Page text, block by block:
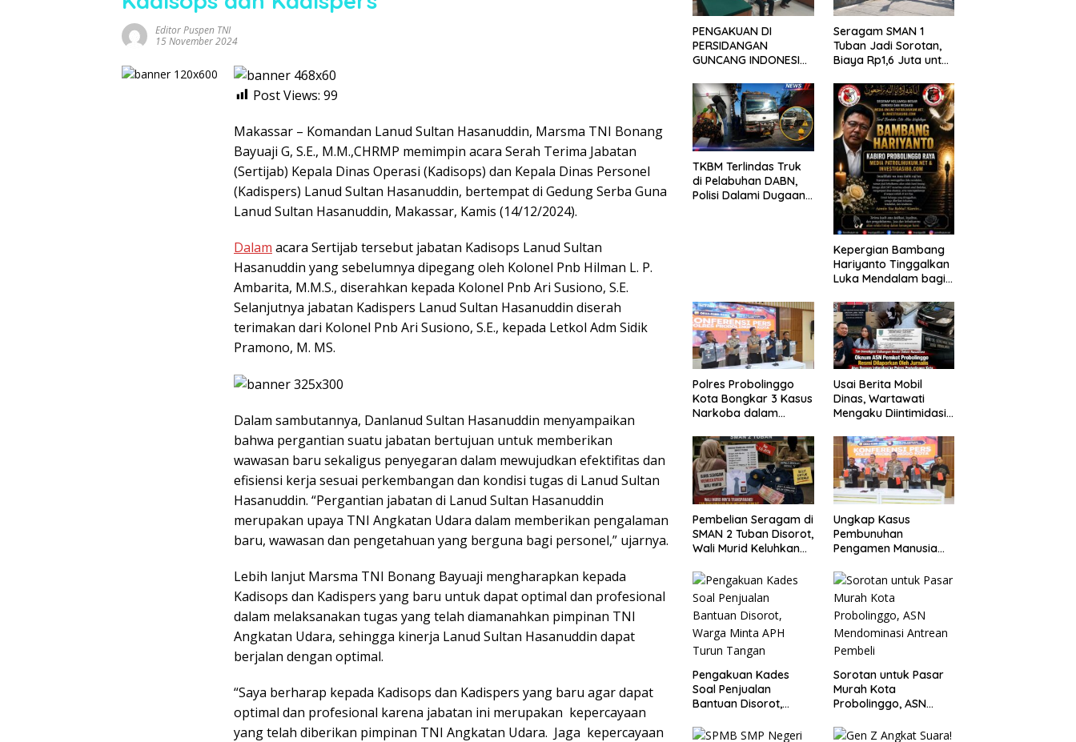
Editor Puspen TNI
15 November 2024
Post Views: 99
Makassar – Komandan Lanud Sultan Hasanuddin, Marsma TNI Bonang
Bayuaji G, S.E., M.M.,CHRMP memimpin acara Serah Terima Jabatan
(Sertijab) Kepala Dinas Operasi (Kadisops) dan Kepala Dinas Personel
(Kadispers) Lanud Sultan Hasanuddin, bertempat di Gedung Serba Guna
Lanud Sultan Hasanuddin, Makassar, Kamis (14/12/2024).
Dalam acara Sertijab tersebut jabatan Kadisops Lanud Sultan
Hasanuddin yang sebelumnya dipegang oleh Kolonel Pnb Hilman L. P.
Ambarita, M.M.S., diserahkan kepada Kolonel Pnb Ari Susiono, S.E.
Selanjutnya jabatan Kadispers Lanud Sultan Hasanuddin diserah
terimakan dari Kolonel Pnb Ari Susiono, S.E., kepada Letkol Adm Sidik
Pramono, M. MS.
Dalam sambutannya, Danlanud Sultan Hasanuddin menyampaikan
bahwa pergantian suatu jabatan bertujuan untuk memberikan
wawasan baru sekaligus penyegaran dalam mewujudkan efektifitas dan
efisiensi kerja sesuai perkembangan dan kondisi tugas di Lanud Sultan
Hasanuddin. “Pergantian jabatan di Lanud Sultan Hasanuddin
merupakan upaya TNI Angkatan Udara dalam memberikan pengalaman
baru, wawasan dan pengetahuan yang berguna bagi personel,” ujarnya.
Lebih lanjut Marsma TNI Bonang Bayuaji mengharapkan kepada
Kadisops dan Kadispers yang baru untuk dapat optimal dan profesional
dalam melaksanakan tugas yang telah diamanahkan pimpinan TNI
Angkatan Udara, sehingga kinerja Lanud Sultan Hasanuddin dapat
berjalan dengan optimal.
“Saya berharap kepada Kadisops dan Kadispers yang baru agar dapat
optimal dan profesional karena jabatan ini merupakan kepercayaan
yang telah diberikan pimpinan TNI Angkatan Udara. Jaga kepercayaan
PENGAKUAN DI
PERSIDANGAN
GUNCANG INDONESIA!
DITUNDA, KELUARGA
KORBAN MENGAMUK
DI PN MALANG
Seragam SMAN 1
Tuban Jadi Sorotan,
Biaya Rp1,6 Juta untuk
2026
TKBM Terlindas Truk
di Pelabuhan DABN,
Polisi Dalami Dugaan
Kepergian Bambang
Hariyanto Tinggalkan
Luka Mendalam bagi
Patrolihukum.net
Polres Probolinggo
Kota Bongkar 3 Kasus
Narkoba dalam
Sabu Disita
Usai Berita Mobil
Dinas, Wartawati
Mengaku Diintimidasi
Pemkot Probolinggo
dan Tempuh Jalur
Hukum
Pembelian Seragam di
SMAN 2 Tuban Disorot,
Wali Murid Keluhkan
Juta
Ungkap Kasus
Pembunuhan
Pengamen Manusia
Probolinggo Kota
Tangkap Dua Pelaku
Pengakuan Kades
Soal Penjualan
Bantuan Disorot,
Turun Tangan
Sorotan untuk Pasar
Murah Kota
Probolinggo, ASN
Pembeli